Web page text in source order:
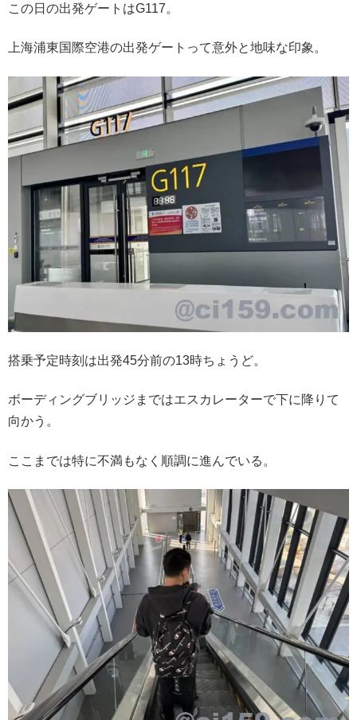
この日の出発ゲートはG117。
上海浦東国際空港の出発ゲートって意外と地味な印象。
搭乗予定時刻は出発45分前の13時ちょうど。
ボーディングブリッジまではエスカレーターで下に降りて
向かう。
ここまでは特に不満もなく順調に進んでいる。